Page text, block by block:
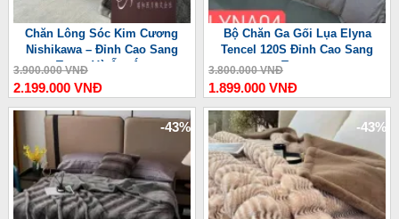
Chăn Lông Sóc Kim Cương
Nishikawa – Đỉnh Cao Sang
Trọng Và Ấm Áp
3.900.000 VNĐ
2.199.000 VNĐ
Bộ Chăn Ga Gối Lụa Elyna
Tencel 120S Đỉnh Cao Sang
Trọng
3.800.000 VNĐ
1.899.000 VNĐ
-43% -43%